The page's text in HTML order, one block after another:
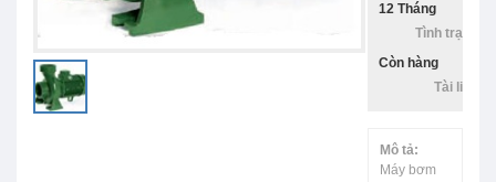
12 Tháng
Tình trạng:
Còn hàng
Tài liệu:
Mô tả:
Máy bơm